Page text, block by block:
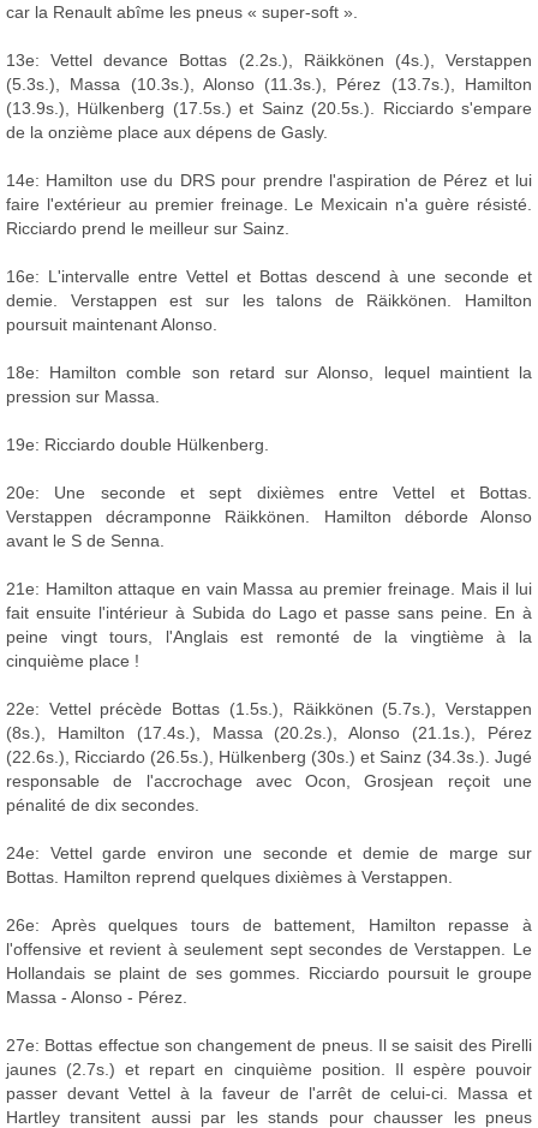
car la Renault abîme les pneus « super-soft ».
13e: Vettel devance Bottas (2.2s.), Räikkönen (4s.), Verstappen
(5.3s.), Massa (10.3s.), Alonso (11.3s.), Pérez (13.7s.), Hamilton
(13.9s.), Hülkenberg (17.5s.) et Sainz (20.5s.). Ricciardo s'empare
de la onzième place aux dépens de Gasly.
14e: Hamilton use du DRS pour prendre l'aspiration de Pérez et lui
faire l'extérieur au premier freinage. Le Mexicain n'a guère résisté.
Ricciardo prend le meilleur sur Sainz.
16e: L'intervalle entre Vettel et Bottas descend à une seconde et
demie. Verstappen est sur les talons de Räikkönen. Hamilton
poursuit maintenant Alonso.
18e: Hamilton comble son retard sur Alonso, lequel maintient la
pression sur Massa.
19e: Ricciardo double Hülkenberg.
20e: Une seconde et sept dixièmes entre Vettel et Bottas.
Verstappen décramponne Räikkönen. Hamilton déborde Alonso
avant le S de Senna.
21e: Hamilton attaque en vain Massa au premier freinage. Mais il lui
fait ensuite l'intérieur à Subida do Lago et passe sans peine. En à
peine vingt tours, l'Anglais est remonté de la vingtième à la
cinquième place !
22e: Vettel précède Bottas (1.5s.), Räikkönen (5.7s.), Verstappen
(8s.), Hamilton (17.4s.), Massa (20.2s.), Alonso (21.1s.), Pérez
(22.6s.), Ricciardo (26.5s.), Hülkenberg (30s.) et Sainz (34.3s.). Jugé
responsable de l'accrochage avec Ocon, Grosjean reçoit une
pénalité de dix secondes.
24e: Vettel garde environ une seconde et demie de marge sur
Bottas. Hamilton reprend quelques dixièmes à Verstappen.
26e: Après quelques tours de battement, Hamilton repasse à
l'offensive et revient à seulement sept secondes de Verstappen. Le
Hollandais se plaint de ses gommes. Ricciardo poursuit le groupe
Massa - Alonso - Pérez.
27e: Bottas effectue son changement de pneus. Il se saisit des Pirelli
jaunes (2.7s.) et repart en cinquième position. Il espère pouvoir
passer devant Vettel à la faveur de l'arrêt de celui-ci. Massa et
Hartley transitent aussi par les stands pour chausser les pneus